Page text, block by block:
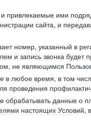
ими
сайта, и
номер, указанный в
и запись звонка будет
не являющимся
любое время, в том
проведения
обрабатывать данные о
настоящих